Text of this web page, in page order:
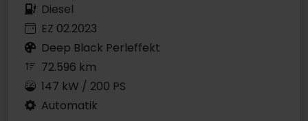
Diesel
EZ 02.2023
Deep Black Perleffekt
72.596 km
147 kW / 200 PS
Automatik